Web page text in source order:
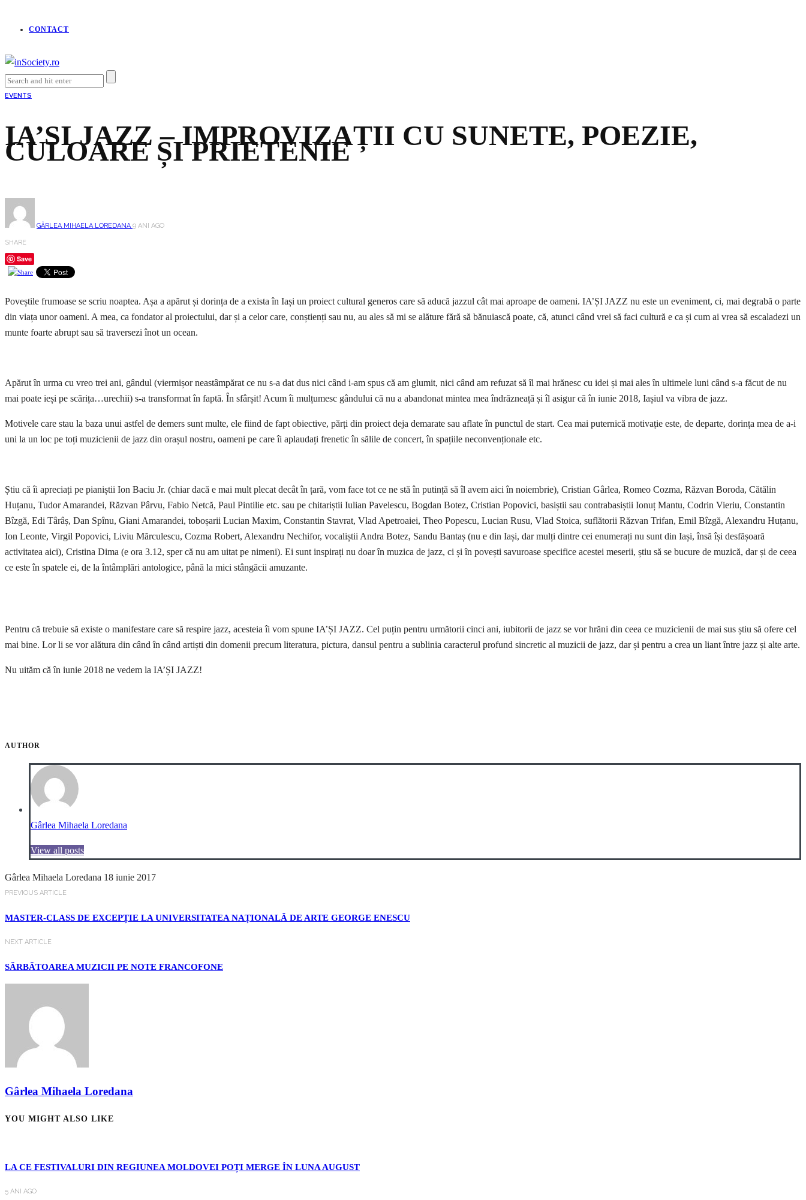
CONTACT
EVENTS
IA’ȘI JAZZ – IMPROVIZAȚII CU SUNETE, POEZIE,
CULOARE ȘI PRIETENIE
GÂRLEA MIHAELA LOREDANA9 ANI AGO
SHARE
Save
Poveștile frumoase se scriu noaptea. Așa a apărut și dorința de a exista în Iași un proiect cultural generos care să aducă jazzul cât mai aproape de oameni. IA’ȘI JAZZ nu este un eveniment, ci, mai degrabă o parte
din viața unor oameni. A mea, ca fondator al proiectului, dar și a celor care, conștienți sau nu, au ales să mi se alăture fără să bănuiască poate, că, atunci când vrei să faci cultură e ca și cum ai vrea să escaladezi un
munte foarte abrupt sau să traversezi înot un ocean.
Apărut în urma cu vreo trei ani, gândul (viermișor neastâmpărat ce nu s-a dat dus nici când i-am spus că am glumit, nici când am refuzat să îl mai hrănesc cu idei și mai ales în ultimele luni când s-a făcut de nu
mai poate ieși pe scărița…urechii) s-a transformat în faptă. În sfârșit! Acum îi mulțumesc gândului că nu a abandonat mintea mea îndrăzneață și îl asigur că în iunie 2018, Iașiul va vibra de jazz.
Motivele care stau la baza unui astfel de demers sunt multe, ele fiind de fapt obiective, părți din proiect deja demarate sau aflate în punctul de start. Cea mai puternică motivație este, de departe, dorința mea de a-i
uni la un loc pe toți muzicienii de jazz din orașul nostru, oameni pe care îi aplaudați frenetic în sălile de concert, în spațiile neconvenționale etc.
Știu că îi apreciați pe pianiștii Ion Baciu Jr. (chiar dacă e mai mult plecat decât în țară, vom face tot ce ne stă în putință să îl avem aici în noiembrie), Cristian Gârlea, Romeo Cozma, Răzvan Boroda, Cătălin
Huțanu, Tudor Amarandei, Răzvan Pârvu, Fabio Netcă, Paul Pintilie etc. sau pe chitariștii Iulian Pavelescu, Bogdan Botez, Cristian Popovici, basiștii sau contrabasiștii Ionuț Mantu, Codrin Vieriu, Constantin
Bîzgă, Edi Târâș, Dan Spînu, Giani Amarandei, toboșarii Lucian Maxim, Constantin Stavrat, Vlad Apetroaiei, Theo Popescu, Lucian Rusu, Vlad Stoica, suflătorii Răzvan Trifan, Emil Bîzgă, Alexandru Huțanu,
Ion Leonte, Virgil Popovici, Liviu Mărculescu, Cozma Robert, Alexandru Nechifor, vocaliștii Andra Botez, Sandu Bantaș (nu e din Iași, dar mulți dintre cei enumerați nu sunt din Iași, însă își desfășoară
activitatea aici), Cristina Dima (e ora 3.12, sper că nu am uitat pe nimeni). Ei sunt inspirați nu doar în muzica de jazz, ci și în povești savuroase specifice acestei meserii, știu să se bucure de muzică, dar și de ceea
ce este în spatele ei, de la întâmplări antologice, până la mici stângăcii amuzante.
Pentru că trebuie să existe o manifestare care să respire jazz, acesteia îi vom spune IA’ȘI JAZZ. Cel puțin pentru următorii cinci ani, iubitorii de jazz se vor hrăni din ceea ce muzicienii de mai sus știu să ofere cel
mai bine. Lor li se vor alătura din când în când artiști din domenii precum literatura, pictura, dansul pentru a sublinia caracterul profund sincretic al muzicii de jazz, dar și pentru a crea un liant între jazz și alte arte.
Nu uităm că în iunie 2018 ne vedem la IA’ȘI JAZZ!
AUTHOR
Gârlea Mihaela Loredana
View all posts
Gârlea Mihaela Loredana 18 iunie 2017
PREVIOUS ARTICLE
MASTER-CLASS DE EXCEPȚIE LA UNIVERSITATEA NAȚIONALĂ DE ARTE GEORGE ENESCU
NEXT ARTICLE
SĂRBĂTOAREA MUZICII PE NOTE FRANCOFONE
Gârlea Mihaela Loredana
YOU MIGHT ALSO LIKE
LA CE FESTIVALURI DIN REGIUNEA MOLDOVEI POȚI MERGE ÎN LUNA AUGUST
5 ANI AGO